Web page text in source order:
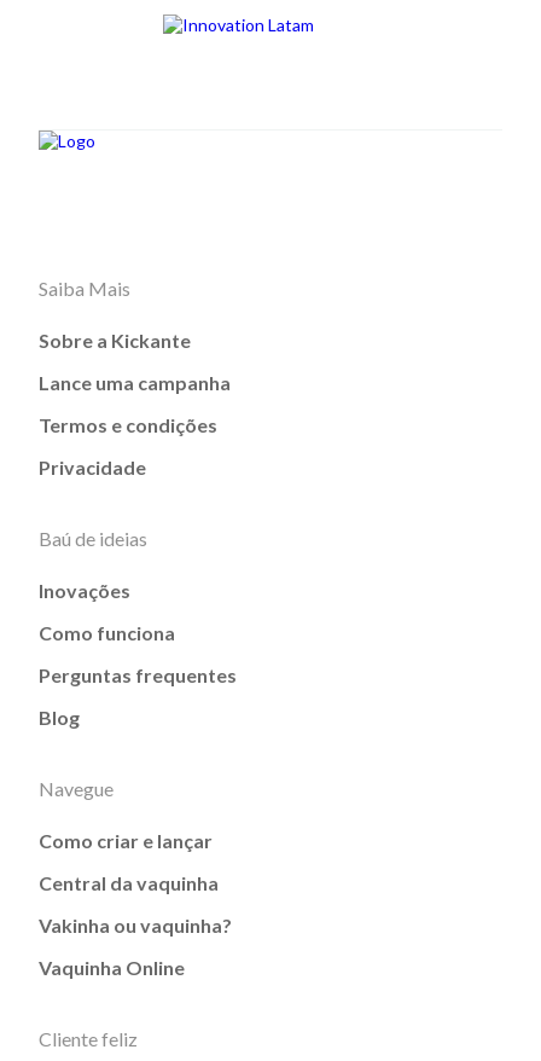
Saiba Mais
Sobre a Kickante
Lance uma campanha
Termos e condições
Privacidade
Baú de ideias
Inovações
Como funciona
Perguntas frequentes
Blog
Navegue
Como criar e lançar
Central da vaquinha
Vakinha ou vaquinha?
Vaquinha Online
Cliente feliz